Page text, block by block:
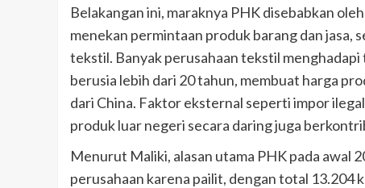
Belakangan ini, maraknya PHK disebabkan
menekan permintaan produk barang dan
tekstil. Banyak perusahaan tekstil
berusia lebih dari 20 tahun, membuat harga
dari China. Faktor eksternal seperti impor
produk luar negeri secara daring juga
Menurut Maliki, alasan utama PHK pada awal
perusahaan karena pailit, dengan total 13.204